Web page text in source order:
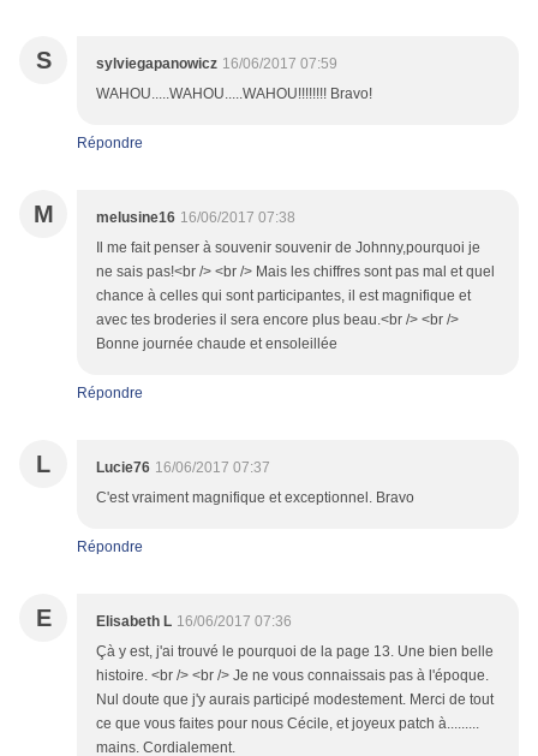
S sylviegapanowicz 16/06/2017 07:59
WAHOU.....WAHOU.....WAHOU!!!!!!!! Bravo!
Répondre
M melusine16 16/06/2017 07:38
Il me fait penser à souvenir souvenir de Johnny,pourquoi je
ne sais pas!<br /> <br /> Mais les chiffres sont pas mal et quel
chance à celles qui sont participantes, il est magnifique et
avec tes broderies il sera encore plus beau.<br /> <br />
Bonne journée chaude et ensoleillée
Répondre
L Lucie76 16/06/2017 07:37
C'est vraiment magnifique et exceptionnel. Bravo
Répondre
E Elisabeth L 16/06/2017 07:36
Çà y est, j'ai trouvé le pourquoi de la page 13. Une bien belle
histoire. <br /> <br /> Je ne vous connaissais pas à l'époque.
Nul doute que j'y aurais participé modestement. Merci de tout
ce que vous faites pour nous Cécile, et joyeux patch à.........
mains. Cordialement.